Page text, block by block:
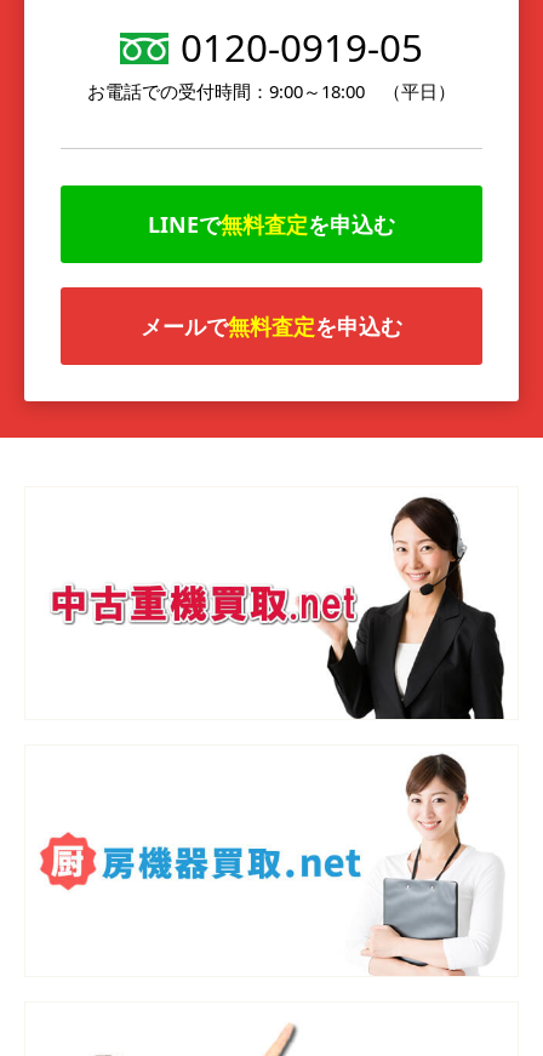
0120-0919-05
お電話での受付時間：9:00～18:00 （平日）
LINEで無料査定を申込む
メールで無料査定を申込む